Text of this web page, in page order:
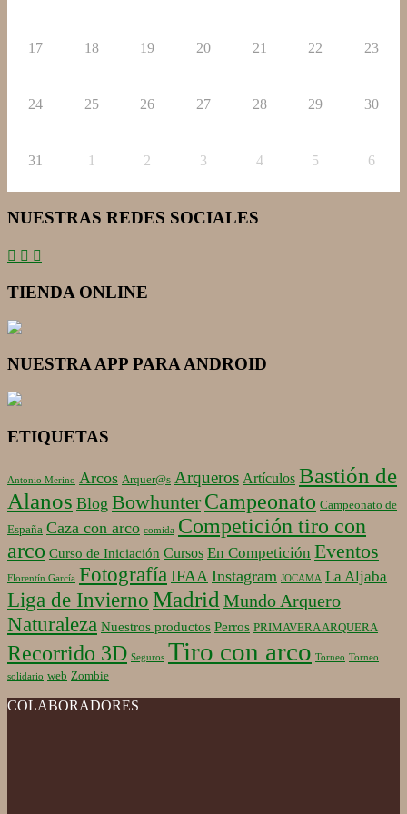
17 18 19 20 21 22 23
24 25 26 27 28 29 30
31 1 2 3 4 5 6
NUESTRAS REDES SOCIALES
TIENDA ONLINE
NUESTRA APP PARA ANDROID
ETIQUETAS
Antonio Merino Arcos Arquer@s Arqueros Artículos Bastión de
Alanos Blog Bowhunter Campeonato Campeonato de
España Caza con arco comida Competición tiro con
arco Curso de Iniciación Cursos En Competición Eventos
Florentín García Fotografía IFAA Instagram JOCAMA La Aljaba
Liga de Invierno Madrid Mundo Arquero
Naturaleza Nuestros productos Perros PRIMAVERA ARQUERA
Recorrido 3D Seguros Tiro con arco Torneo Torneo
solidario web Zombie
COLABORADORES